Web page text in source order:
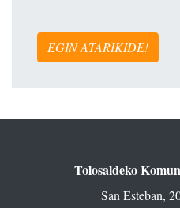
EGIN ATARIKIDE!
Tolosaldeko
San Esteban,